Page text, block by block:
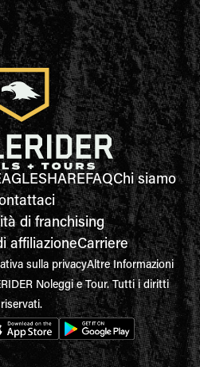
FAQChi siamo
di franchising
affiliazioneCarriere
sulla privacyAltre Informazioni
Noleggi e Tour. Tutti i diritti
riservati.